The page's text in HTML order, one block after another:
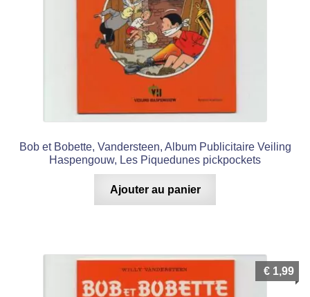
Bob et Bobette, Vandersteen, Album Publicitaire Veiling
Haspengouw, Les Piquedunes pickpockets
Ajouter au panier
€ 1,99